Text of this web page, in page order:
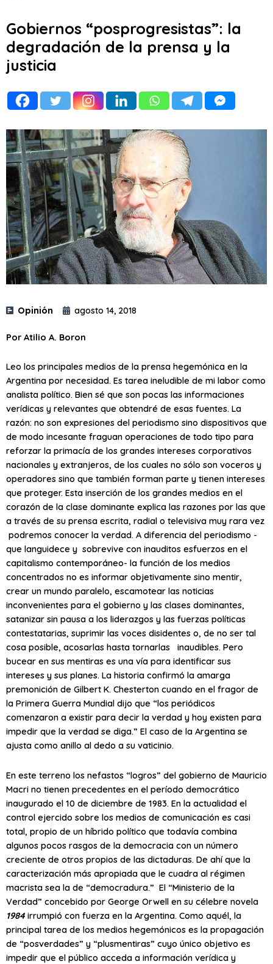
Gobiernos “posprogresistas”: la
degradación de la prensa y la
justicia
Opinión agosto 14, 2018
Por Atilio A. Boron
Leo los principales medios de la prensa hegemónica en la
Argentina por necesidad. Es tarea ineludible de mi labor como
analista político. Bien sé que son pocas las informaciones
verídicas y relevantes que obtendré de esas fuentes. La
razón: no son expresiones del periodismo sino dispositivos que
de modo incesante fraguan operaciones de todo tipo para
reforzar la primacía de los grandes intereses corporativos
nacionales y extranjeros, de los cuales no sólo son voceros y
operadores sino que también forman parte y tienen intereses
que proteger. Esta inserción de los grandes medios en el
corazón de la clase dominante explica las razones por las que
a través de su prensa escrita, radial o televisiva muy rara vez
podremos conocer la verdad. A diferencia del periodismo -
que languidece y sobrevive con inauditos esfuerzos en el
capitalismo contemporáneo- la función de los medios
concentrados no es informar objetivamente sino mentir,
crear un mundo paralelo, escamotear las noticias
inconvenientes para el gobierno y las clases dominantes,
satanizar sin pausa a los liderazgos y las fuerzas políticas
contestatarias, suprimir las voces disidentes o, de no ser tal
cosa posible, acosarlas hasta tornarlas inaudibles. Pero
bucear en sus mentiras es una vía para identificar sus
intereses y sus planes. La historia confirmó la amarga
premonición de Gilbert K. Chesterton cuando en el fragor de
la Primera Guerra Mundial dijo que “los periódicos
comenzaron a existir para decir la verdad y hoy existen para
impedir que la verdad se diga.” El caso de la Argentina se
ajusta como anillo al dedo a su vaticinio.
En este terreno los nefastos “logros” del gobierno de Mauricio
Macri no tienen precedentes en el período democrático
inaugurado el 10 de diciembre de 1983. En la actualidad el
control ejercido sobre los medios de comunicación es casi
total, propio de un híbrido político que todavía combina
algunos pocos rasgos de la democracia con un número
creciente de otros propios de las dictaduras. De ahí que la
caracterización más apropiada que le cuadra al régimen
macrista sea la de “democradura.” El “Ministerio de la
Verdad” concebido por George Orwell en su célebre novela
1984 irrumpió con fuerza en la Argentina. Como aquél, la
principal tarea de los medios hegemónicos es la propagación
de “posverdades” y “plusmentiras” cuyo único objetivo es
impedir que el público acceda a información verídica y